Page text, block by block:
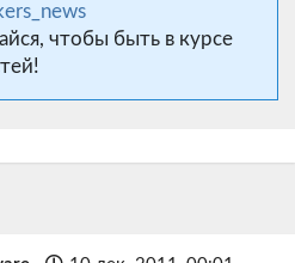
чтобы быть в курсе